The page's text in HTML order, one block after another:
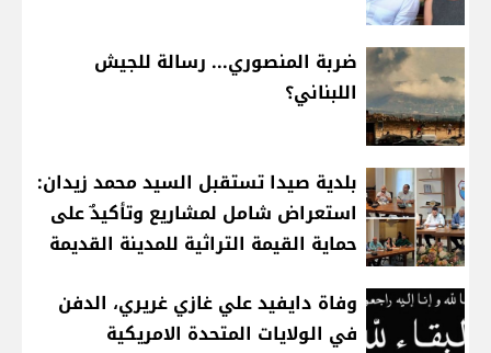
ضربة المنصوري... رسالة للجيش
اللبناني؟
بلدية صيدا تستقبل السيد محمد زيدان:
استعراض شامل لمشاريع وتأكيدٌ على
حماية القيمة التراثية للمدينة القديمة
وفاة دايفيد علي غازي غريري، الدفن
في الولايات المتحدة الامريكية